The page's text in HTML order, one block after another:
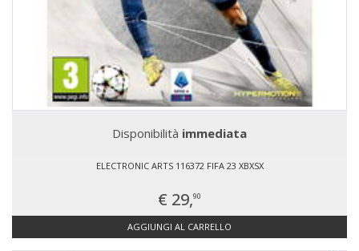
Disponibilità immediata
ELECTRONIC ARTS 116372 FIFA 23 XBXSX
€ 29,90
AGGIUNGI AL CARRELLO